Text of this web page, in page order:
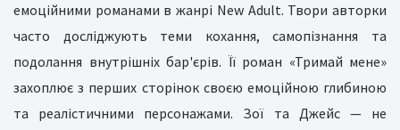
емоційними романами в жанрі New Adult. Твори авторки
часто досліджують теми кохання, самопізнання та
подолання внутрішніх бар'єрів. Її роман «Тримай мене»
захоплює з перших сторінок своєю емоційною глибиною
та реалістичними персонажами. Зої та Джейс — не